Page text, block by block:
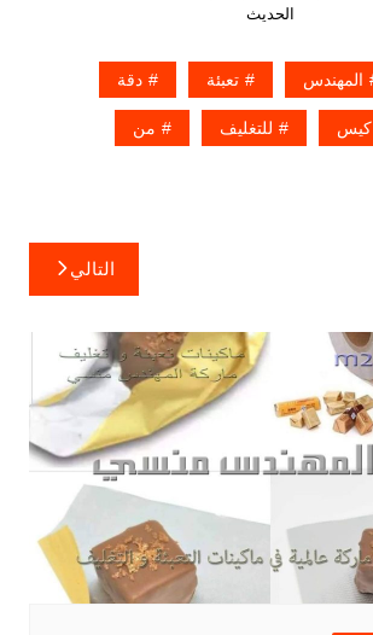
الحديث
المهندس تعبئة دقة
كيس للتغليف من
التالي